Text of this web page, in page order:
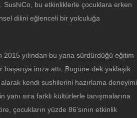
SushiCo, bu etkinliklerle çocuklara erken
dilini eğlenceli bir yolculuğa
yılından bu yana sürdürdüğü eğitim
imza attı. Bugüne dek yaklaşık
alarak kendi sushilerini hazırlama deneyimi
sıra farklı kültürlerle tanışmalarına
çocukların yüzde 86’sının etkinlik